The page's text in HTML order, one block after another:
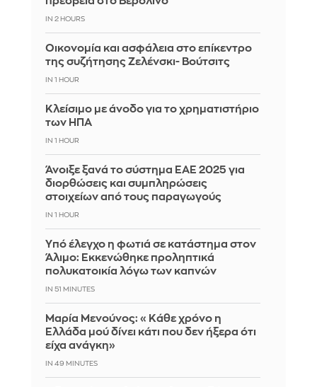
IN 2 HOURS
Οικονομία και ασφάλεια στο επίκεντρο
της συζήτησης Ζελένσκι- Βούτσιτς
IN 1 HOUR
Κλείσιμο με άνοδο για το χρηματιστήριο
των ΗΠΑ
IN 1 HOUR
Άνοιξε ξανά το σύστημα ΕΑΕ 2025 για
διορθώσεις και συμπληρώσεις
στοιχείων από τους παραγωγούς
IN 1 HOUR
Yπό έλεγχο η φωτιά σε κατάστημα στον
Άλιμο: Εκκενώθηκε προληπτικά
πολυκατοικία λόγω των καπνών
IN 51 MINUTES
Μαρία Μενούνος: «Κάθε χρόνο η
Ελλάδα μού δίνει κάτι που δεν ήξερα ότι
είχα ανάγκη»
IN 49 MINUTES